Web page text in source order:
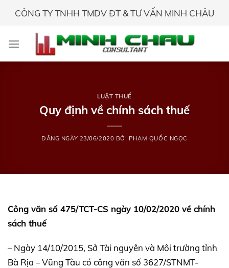
CÔNG TY TNHH TMDV ĐT & TƯ VẤN MINH CHÂU
LUẬT THUẾ
Quy định về chính sách thuế
ĐĂNG NGÀY 23/06/2020 BỞI PHẠM QUỐC NGỌC
Công văn số 475/TCT-CS ngày 10/02/2020 về chính
sách thuế
– Ngày 14/10/2015, Sở Tài nguyên và Môi trường tỉnh
Bà Rịa – Vũng Tàu có công văn số 3627/STNMT-